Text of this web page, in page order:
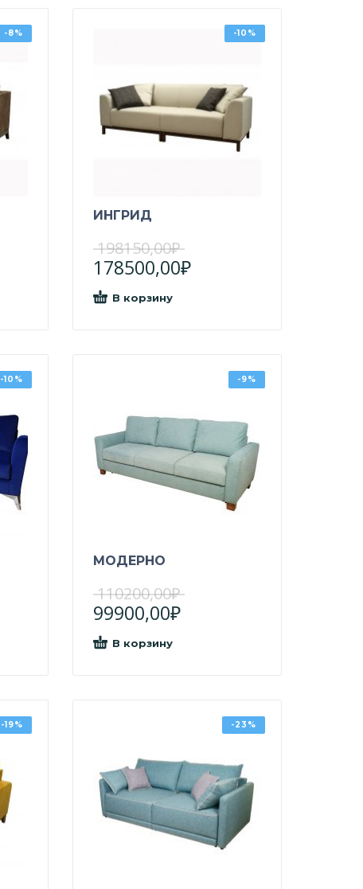
-8% -10%
ИНГРИД
198150,00₽
178500,00₽
В корзину
-10% -9%
МОДЕРНО
110200,00₽
99900,00₽
В корзину
-19% -23%